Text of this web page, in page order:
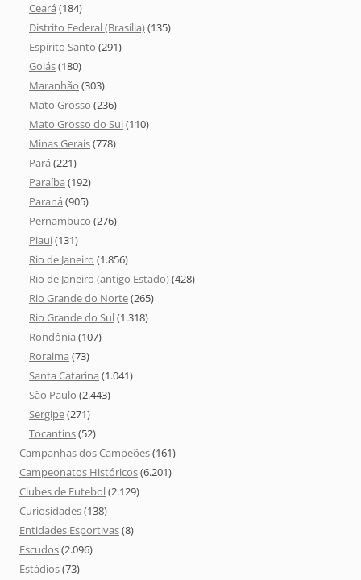
Ceará (184)
Distrito Federal (Brasília)(135)
Espírito Santo (291)
Goiás(180)
Maranhão (303)
Mato Grosso (236)
Mato Grosso do Sul(110)
Minas Gerais(778)
Pará (221)
Paraíba (192)
Paraná (905)
Pernambuco (276)
Piauí(131)
Rio de Janeiro (1.856)
Rio de Janeiro (antigo Estado)(428)
Rio Grande do Norte(265)
Rio Grande do Sul(1.318)
Rondônia (107)
Roraima (73)
Santa Catarina (1.041)
São Paulo (2.443)
Sergipe(271)
Tocantins(52)
Campanhas dos Campeões(161)
Campeonatos Históricos(6.201)
Clubes de Futebol(2.129)
Curiosidades(138)
Entidades Esportivas(8)
Escudos(2.096)
Estádios(73)